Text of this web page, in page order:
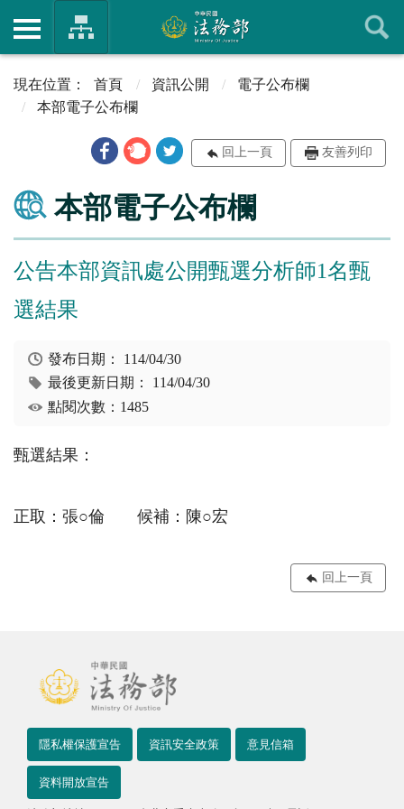
首頁 資訊公開
電子公布欄
本部電子公布欄
回上一頁 友善列印
本部電子公布欄
公告本部資訊處公開甄選分析師1名甄
選結果
發布日期： 114/04/30
最後更新日期： 114/04/30
點閱次數：1485
甄選結果：
正取：張○倫 候補：陳○宏
回上一頁
隱私權保護宣告 資訊安全政策 意見信箱
資料開放宣告